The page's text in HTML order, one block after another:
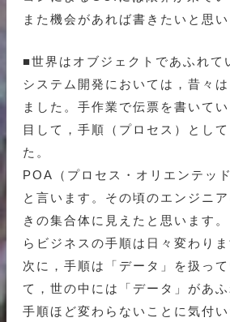
また機会があれば書きたいと思い
■世界はオブジェクトであふれて
システム開発においては，昔々
ました。手作業で伝票を書いて
目して，手順（プロセス）とし
た。
POA（プロセス・オリエンテッ
と言います。その頃のエンジニ
きの集合体に見えたと思います
らビジネスの手順は日々変わりま
次に，手順は「データ」を扱っ
て，世の中には「データ」があ
手順ほど変わらないことに気付